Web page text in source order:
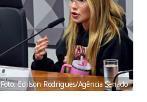
Foto: Edilson Rodrigues/Agência Senado